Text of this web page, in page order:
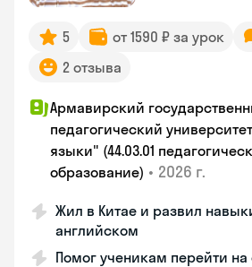
5 от 1590 ₽ за урок
2 отзыва
Армавирский
педагогический
языки" (44.03.01
образование) • 2026 г.
Жил в Китае и развил
английском
Помог ученикам перейти на